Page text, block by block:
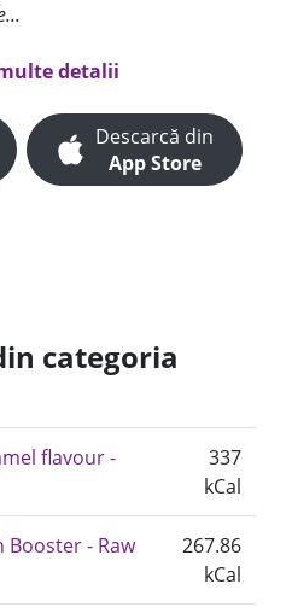
detalii
Descarcă din
App Store
categoria
flavour -
337
kCal
Booster - Raw
267.86
kCal